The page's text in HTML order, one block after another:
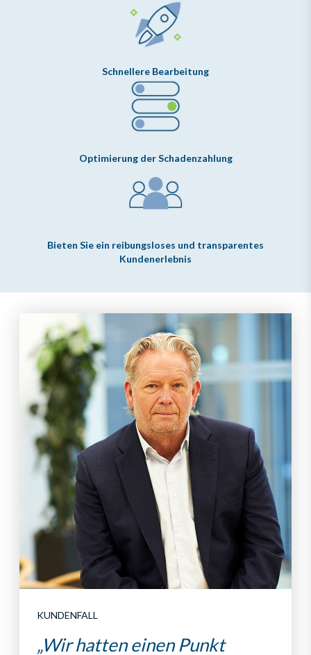
Schnellere Bearbeitung
Optimierung der Schadenzahlung
Bieten Sie ein reibungsloses und transparentes
Kundenerlebnis
KUNDENFALL
„Wir hatten einen Punkt